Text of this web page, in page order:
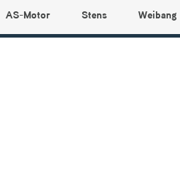
AS-Motor Stens Weibang